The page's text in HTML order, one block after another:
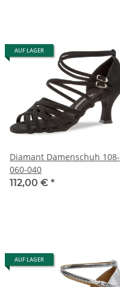
AUF LAGER
Diamant Damenschuh 108-
060-040
112,00 € *
AUF LAGER